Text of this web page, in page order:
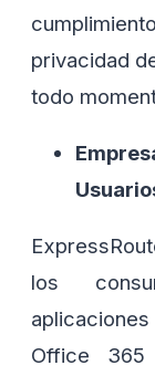
privacidad
todo
los
Office